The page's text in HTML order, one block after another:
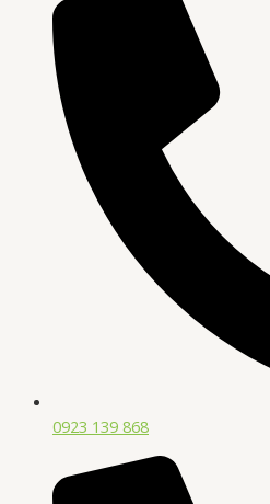
0923 139 868